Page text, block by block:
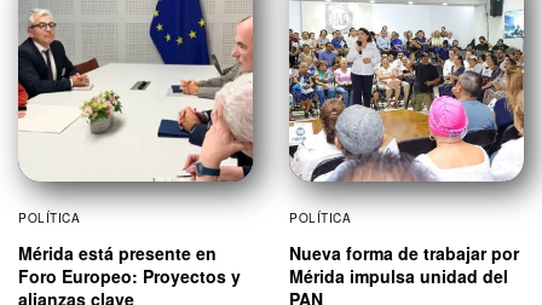
POLÍTICA
Mérida está presente en
Foro Europeo: Proyectos y
alianzas clave
POLÍTICA
Nueva forma de trabajar por
Mérida impulsa unidad del
PAN